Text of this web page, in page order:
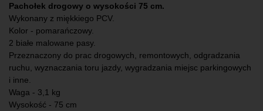
Pachołek drogowy o wysokości 75 cm.
Wykonany z miękkiego PCV.
Kolor - pomarańczowy.
2 białe malowane pasy.
Przeznaczony do prac drogowych, remontowych, odgradzania
ruchu, wyznaczania toru jazdy, wygradzania miejsc parkingowych
i inne.
Waga - 3,1 kg
Wysokość - 75 cm